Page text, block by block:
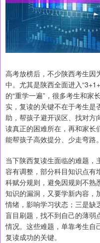
高考放榜后，不少陕西考生因
中。尤其是陕西全面进入
的“重学一遍”，很多考生和家
实，复读的关键不在于考生
助，帮孩子避开误区、找对方
读真正的困难所在，再和家长
能帮孩子高效提分、少走弯路。
当下陕西复读生面临的难题，
容有调整，部分科目知识点有
科赋分规则，避免因规则不熟
知识的漏洞，又要学新内容，
情绪，影响学习状态；三是缺
盲目刷题，找不到自己的薄弱
情况。这些难题，单靠考生自
复读成功的关键。